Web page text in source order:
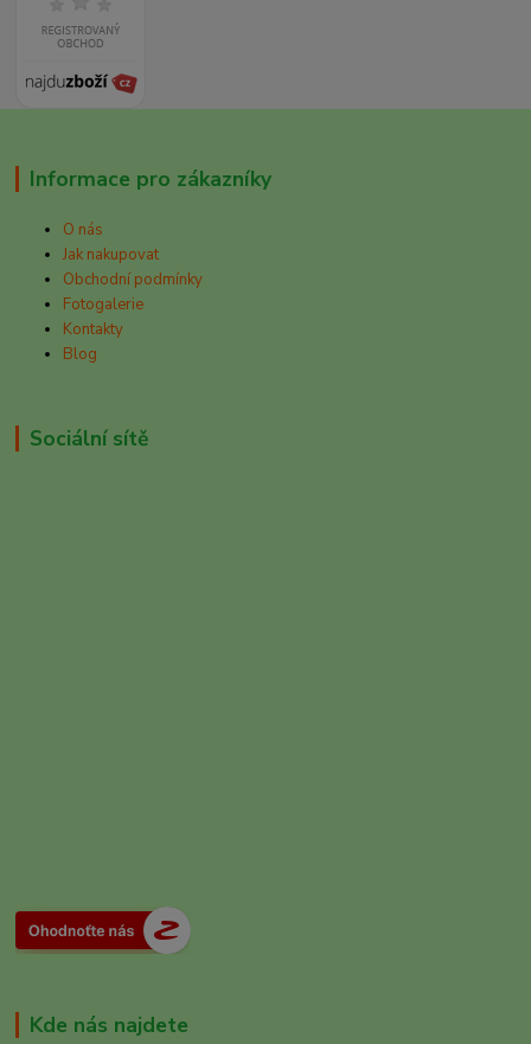
Informace pro zákazníky
O nás
Jak nakupovat
Obchodní podmínky
Fotogalerie
Kontakty
Blog
Sociální sítě
Kde nás najdete